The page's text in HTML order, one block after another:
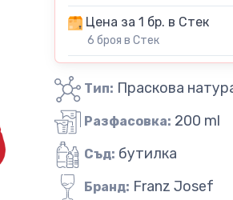
Цена за 1 бр. в Стек
6 броя в Стек
Тип: Праскова
Разфасовка: 200 ml
Съд: бутилка
Бранд: Franz Josef